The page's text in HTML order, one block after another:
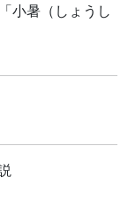
小暑（しょうし